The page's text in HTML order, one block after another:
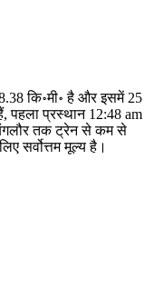
कि॰मी॰ है और इसमें 25
पहला प्रस्थान 12:48 am
तक ट्रेन से कम से
सर्वोत्तम मूल्य है।